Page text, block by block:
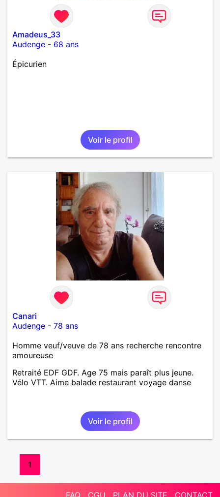
Amadeus_33
Audenge - 68 ans
Épicurien
Voir le profil
Canari
Audenge - 78 ans
Homme veuf/veuve de 78 ans recherche rencontre
amoureuse
Retraité EDF GDF. Age 75 mais paraît plus jeune.
Vélo VTT. Aime balade restaurant voyage danse
Voir le profil
1
FAQ CGU PLAN DU SITE CONTACT